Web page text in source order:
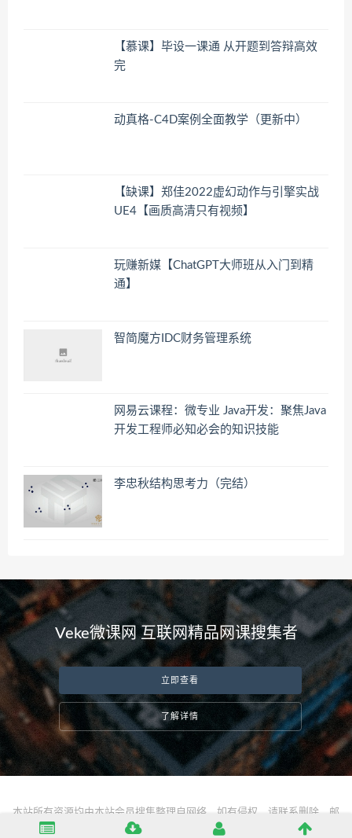
【慕课】毕设一课通 从开题到答辩高效
完
动真格-C4D案例全面教学（更新中）
【缺课】郑佳2022虚幻动作与引擎实战
UE4【画质高清只有视频】
玩赚新媒【ChatGPT大师班从入门到精
通】
智简魔方IDC财务管理系统
网易云课程：微专业 Java开发：聚焦Java
开发工程师必知必会的知识技能
李忠秋结构思考力（完结）
Veke微课网 互联网精品网课搜集者
立即查看
了解详情
本站所有资源均由本站会员搜集整理自网络，如有侵权，请联系删除，邮
箱： server@vekeke.com